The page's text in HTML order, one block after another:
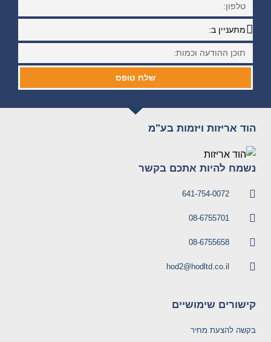
שלח טופס
הוד אריזות ויזמות בע"מ
נשמח להיות אתכם בקשר
641-754-0072
08-6755701
08-6755658
hod2@hodltd.co.il
קישורים שימושיים
בקשה להצעת מחיר